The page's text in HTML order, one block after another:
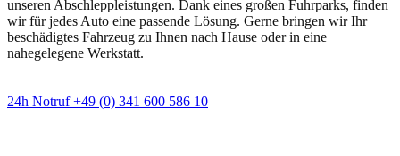
unseren Abschleppleistungen. Dank eines großen Fuhrparks, finden
wir für jedes Auto eine passende Lösung. Gerne bringen wir Ihr
beschädigtes Fahrzeug zu Ihnen nach Hause oder in eine
nahegelegene Werkstatt.
24h Notruf +49 (0) 341 600 586 10